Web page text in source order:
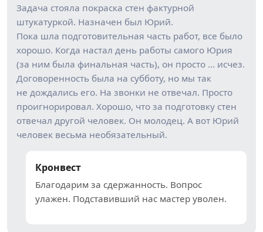
Задача стояла покраска стен фактурной
штукатуркой. Назначен был Юрий.
Пока шла подготовительная часть работ, все было
хорошо. Когда настал день работы самого Юрия
(за ним была финальная часть), он просто … исчез.
Договоренность была на субботу, но мы так
не дождались его. На звонки не отвечал. Просто
проигнорировал. Хорошо, что за подготовку стен
отвечал другой человек. Он молодец. А вот Юрий
человек весьма необязательный.
Кронвест
Благодарим за сдержанность. Вопрос
улажен. Подставивший нас мастер уволен.